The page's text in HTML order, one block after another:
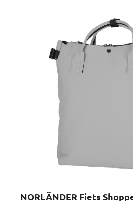
NORLÄNDER Fiets